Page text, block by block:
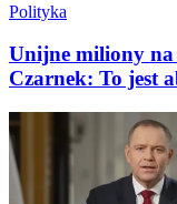
Polityka
Unijne miliony na
Czarnek: To jest